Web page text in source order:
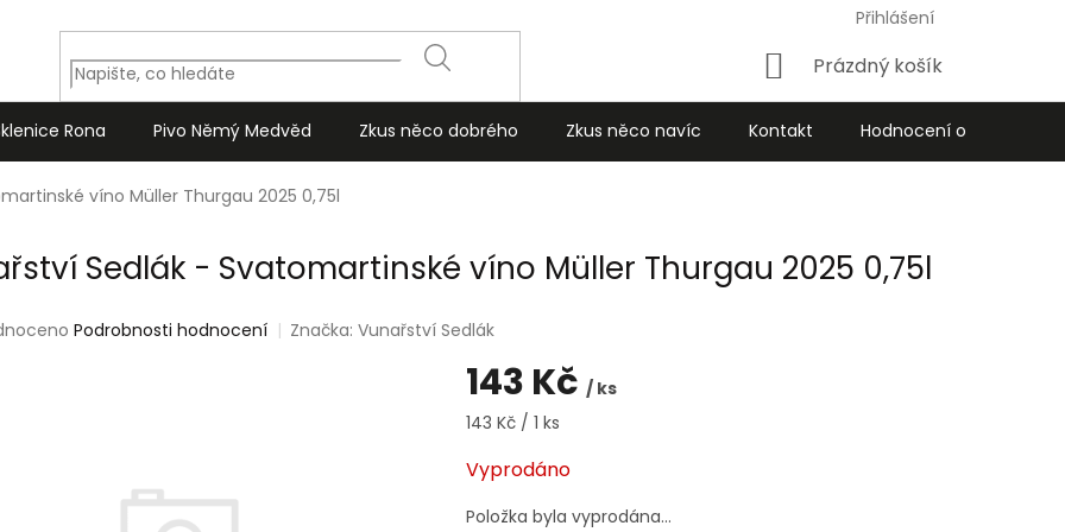
Přihlášení
HLEDAT
Nákupní
Prázdný košík
Rona Pivo Němý Medvěd Zkus něco dobrého Zkus něco navíc Kontakt Hodnocení obchodu
víno Müller Thurgau 2025 0,75l
Sedlák - Svatomartinské víno Müller Thurgau 2025 0,75l
Podrobnosti hodnocení Značka:Vunařství Sedlák
143 Kč / ks
Měrná
143 Kč / 1 ks
Vyprodáno
Položka byla vyprodána…